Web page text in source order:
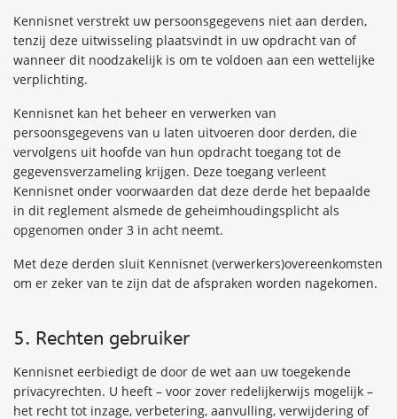
Kennisnet verstrekt uw persoonsgegevens niet aan derden,
tenzij deze uitwisseling plaatsvindt in uw opdracht van of
wanneer dit noodzakelijk is om te voldoen aan een wettelijke
verplichting.
Kennisnet kan het beheer en verwerken van
persoonsgegevens van u laten uitvoeren door derden, die
vervolgens uit hoofde van hun opdracht toegang tot de
gegevensverzameling krijgen. Deze toegang verleent
Kennisnet onder voorwaarden dat deze derde het bepaalde
in dit reglement alsmede de geheimhoudingsplicht als
opgenomen onder 3 in acht neemt.
Met deze derden sluit Kennisnet (verwerkers)overeenkomsten
om er zeker van te zijn dat de afspraken worden nagekomen.
5. Rechten gebruiker
Kennisnet eerbiedigt de door de wet aan uw toegekende
privacyrechten. U heeft – voor zover redelijkerwijs mogelijk –
het recht tot inzage, verbetering, aanvulling, verwijdering of